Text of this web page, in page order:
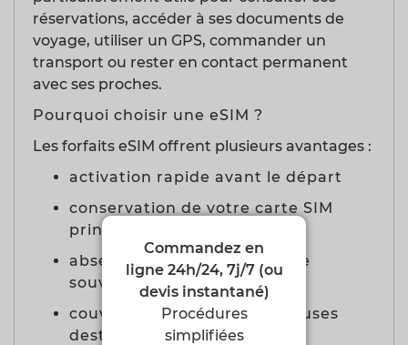
Commandez en
ligne 24h/24, 7j/7 (ou
devis instantané)
Procédures
simplifiées
réservations, accéder à ses documents de
voyage, utiliser un GPS, commander un
transport ou rester en contact permanent
avec ses proches.
Pourquoi choisir une eSIM ?
Les forfaits eSIM offrent plusieurs avantages :
activation rapide avant le départ
conservation de votre carte SIM
principale
absence de frais d’itinérance
souvent élevés
couverture dans de nombreuses
destinations